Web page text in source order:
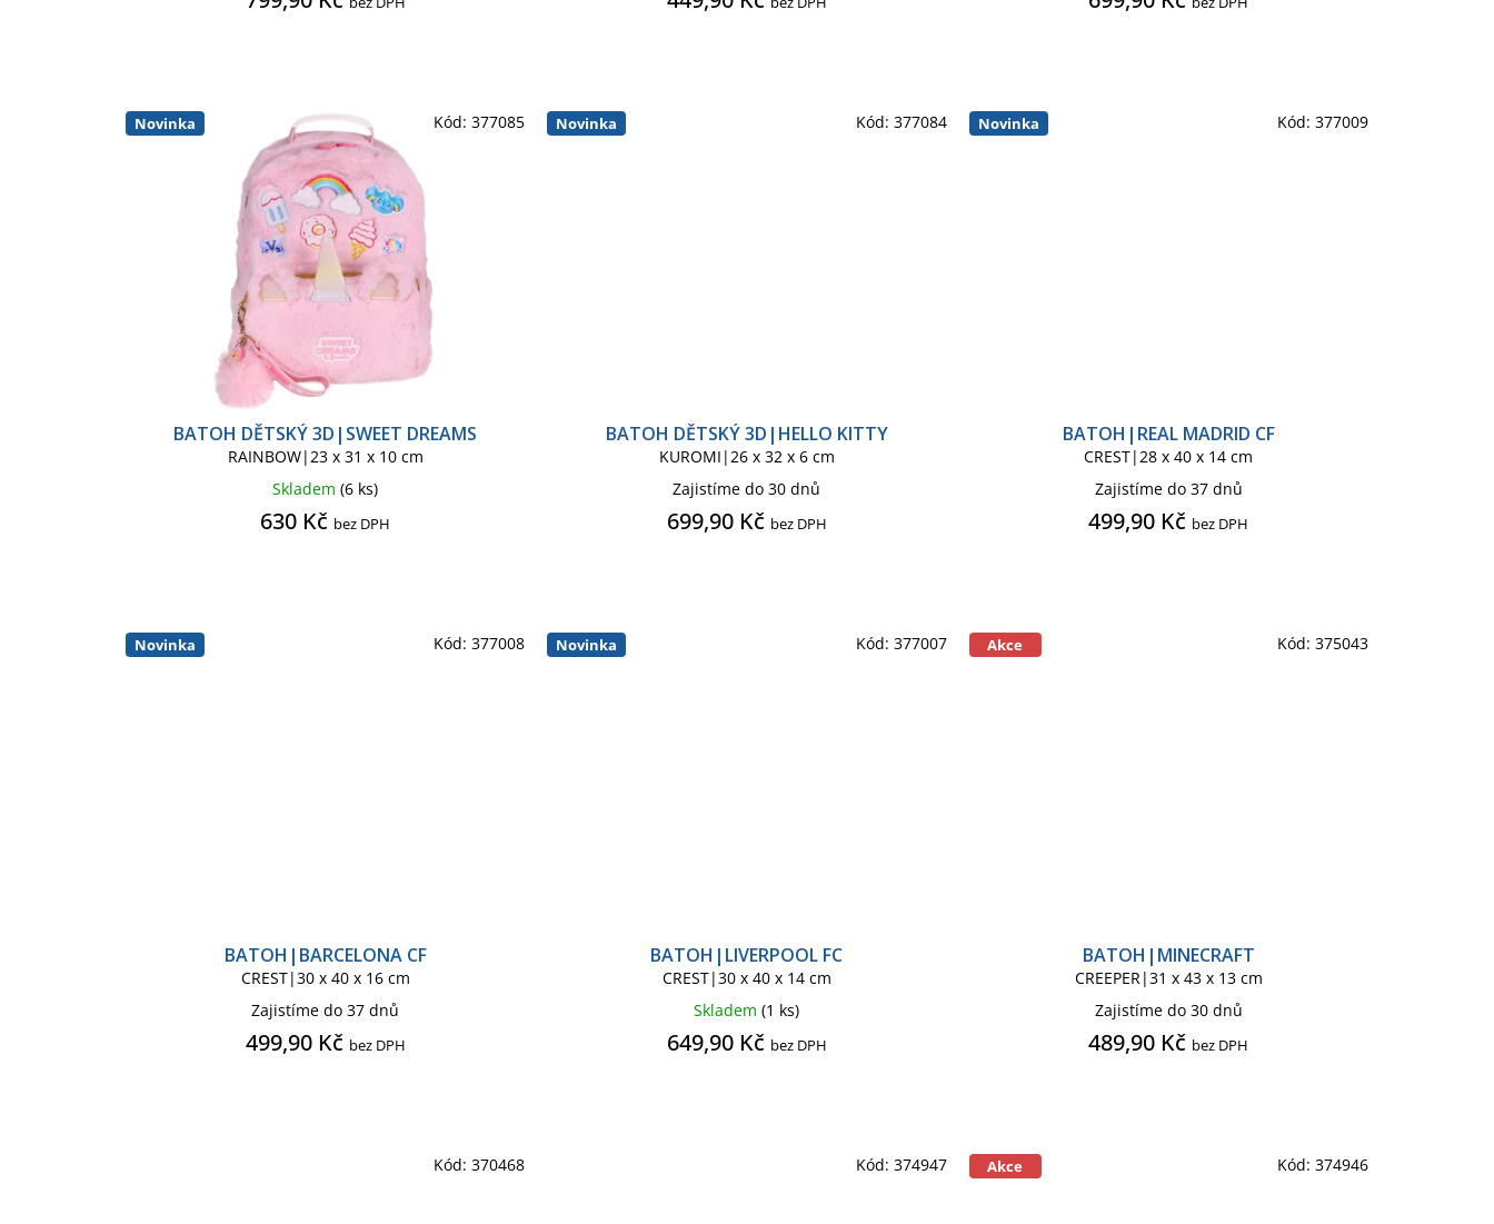
RICK AND MORTY
SPONGEBOB KIDS
STRANGER THINGS
THE NIGHTMARE BEFORE CHRISTMAS
YODA
Novinka
BATOH DĚTSKÝ 3D|SWEET DREAMS
RAINBOW|23 x 31 x 10 cm
Skladem(6 ks)
630 Kč bez DPH
Kód:377085 Novinka
BATOH DĚTSKÝ 3D|HELLO KITTY
KUROMI|26 x 32 x 6 cm
Zajistíme do 30 dnů
699,90 Kč bez DPH
Kód: 377084 Novinka
BATOH|REAL MADRID CF
CREST|28 x 40 x 14 cm
Zajistíme do 37 dnů
499,90 Kč bez DPH
Kód: 377009
Novinka
BATOH|BARCELONA CF
CREST|30 x 40 x 16 cm
Zajistíme do 37 dnů
499,90 Kč bez DPH
Kód:377008 Novinka
BATOH|LIVERPOOL FC
CREST|30 x 40 x 14 cm
Skladem(1 ks)
649,90 Kč bez DPH
Kód: 377007 Akce
BATOH|MINECRAFT
CREEPER|31 x 43 x 13 cm
Zajistíme do 30 dnů
489,90 Kč bez DPH
Kód: 375043
Kód:370468 Kód: 374947 Akce Kód: 374946